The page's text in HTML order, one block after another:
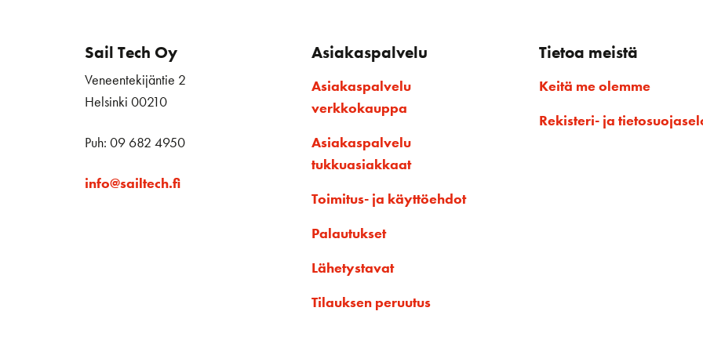
Sail Tech Oy
Veneentekijäntie 2
Helsinki 00210
Puh: 09 682 4950
info@sailtech.fi
Asiakaspalvelu
Asiakaspalvelu
verkkokauppa
Asiakaspalvelu
tukkuasiakkaat
Toimitus- ja käyttöehdot
Palautukset
Lähetystavat
Tilauksen peruutus
Tietoa meistä
Keitä me olemme
Rekisteri- ja